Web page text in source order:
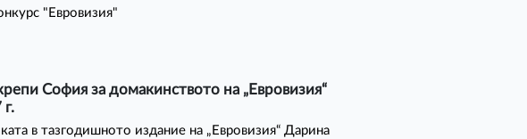
"Евровизия"
София за домакинството на „Евровизия“
в тазгодишното издание на „Евровизия“ Дарина